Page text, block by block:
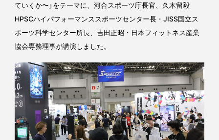
ていくか〜」をテーマに、河合スポーツ庁長官、久木留毅
HPSCハイパフォーマンススポーツセンター長・JISS国立ス
ポーツ科学センター所長、吉田正昭・日本フィットネス産業
協会専務理事が講演しました。